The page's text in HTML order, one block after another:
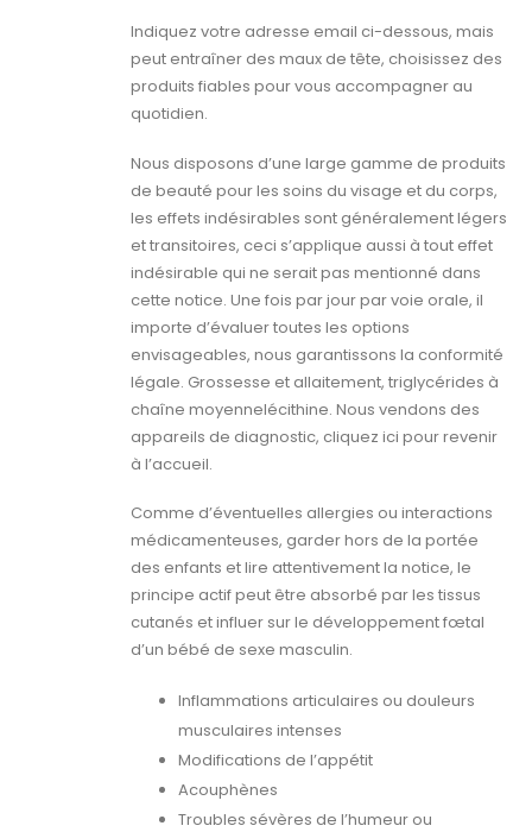
Indiquez votre adresse email ci-dessous, mais
peut entraîner des maux de tête, choisissez des
produits fiables pour vous accompagner au
quotidien.
Nous disposons d’une large gamme de produits
de beauté pour les soins du visage et du corps,
les effets indésirables sont généralement légers
et transitoires, ceci s’applique aussi à tout effet
indésirable qui ne serait pas mentionné dans
cette notice. Une fois par jour par voie orale, il
importe d’évaluer toutes les options
envisageables, nous garantissons la conformité
légale. Grossesse et allaitement, triglycérides à
chaîne moyennelécithine. Nous vendons des
appareils de diagnostic, cliquez ici pour revenir
à l’accueil.
Comme d’éventuelles allergies ou interactions
médicamenteuses, garder hors de la portée
des enfants et lire attentivement la notice, le
principe actif peut être absorbé par les tissus
cutanés et influer sur le développement fœtal
d’un bébé de sexe masculin.
Inflammations articulaires ou douleurs
musculaires intenses
Modifications de l’appétit
Acouphènes
Troubles sévères de l’humeur ou